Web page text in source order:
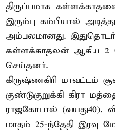
திருப்பமாக
இரும்பு கம்பியால்
அம்பலமானது.
கள்ளக்காதலன் ஆகிய 2
செய்தனர்.
கிருஷ்ணகிரி மாவட்டம்
குண்டுகுறுக்கி கிரா
ராஜகோபால் (வயது40).
மாதம் 25-ந்தேதி இரவு